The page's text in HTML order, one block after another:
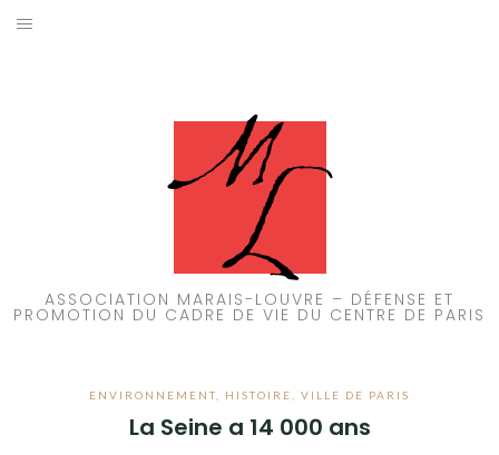
Aller
ASSOCIATION MARAIS-LOUVRE – DÉFENSE ET
PROMOTION DU CADRE DE VIE DU CENTRE DE PARIS
ENVIRONNEMENT HISTOIRE VILLE DE PARIS
La Seine a 14 000 ans